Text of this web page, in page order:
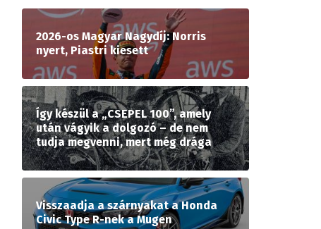
2026-os Magyar Nagydíj: Norris
nyert, Piastri kiesett
Így készül a „CSEPEL 100”, amely
után vágyik a dolgozó – de nem
tudja megvenni, mert még drága
Visszaadja a szárnyakat a Honda
Civic Type R-nek a Mugen